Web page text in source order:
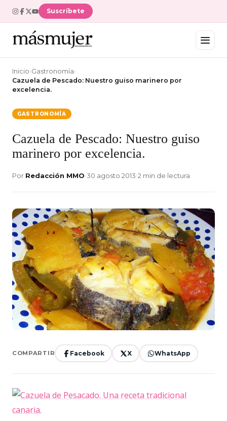
Suscríbete
Inicio›Gastronomía›
Cazuela de Pescado: Nuestro guiso marinero por
excelencia.
GASTRONOMÍA
Cazuela de Pescado: Nuestro guiso
marinero por excelencia.
Por Redacción MMO•30 agosto 2013•2 min de lectura
COMPARTIR Facebook X WhatsApp